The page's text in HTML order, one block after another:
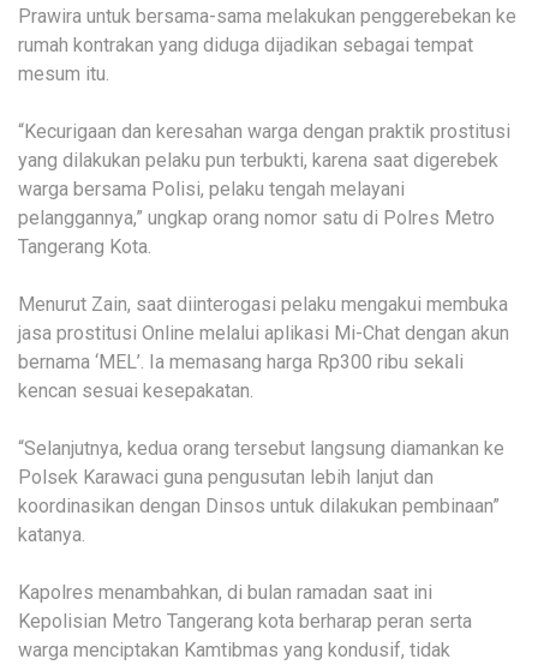
Prawira untuk bersama-sama melakukan penggerebekan ke
rumah kontrakan yang diduga dijadikan sebagai tempat
mesum itu.
“Kecurigaan dan keresahan warga dengan praktik prostitusi
yang dilakukan pelaku pun terbukti, karena saat digerebek
warga bersama Polisi, pelaku tengah melayani
pelanggannya,” ungkap orang nomor satu di Polres Metro
Tangerang Kota.
Menurut Zain, saat diinterogasi pelaku mengakui membuka
jasa prostitusi Online melalui aplikasi Mi-Chat dengan akun
bernama ‘MEL’. Ia memasang harga Rp300 ribu sekali
kencan sesuai kesepakatan.
“Selanjutnya, kedua orang tersebut langsung diamankan ke
Polsek Karawaci guna pengusutan lebih lanjut dan
koordinasikan dengan Dinsos untuk dilakukan pembinaan”
katanya.
Kapolres menambahkan, di bulan ramadan saat ini
Kepolisian Metro Tangerang kota berharap peran serta
warga menciptakan Kamtibmas yang kondusif, tidak